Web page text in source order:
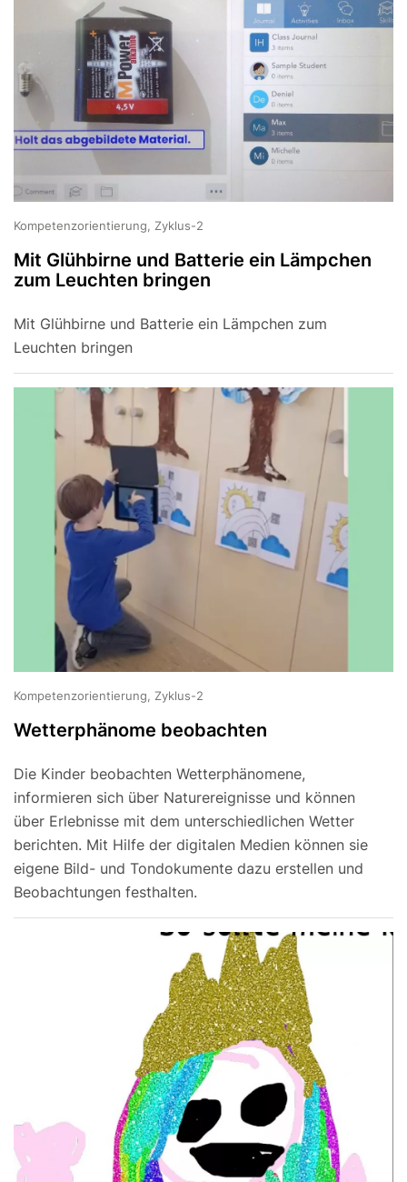
Kompetenzorientierung, Zyklus-2
Mit Glühbirne und Batterie ein Lämpchen
zum Leuchten bringen
Mit Glühbirne und Batterie ein Lämpchen zum
Leuchten bringen
Kompetenzorientierung, Zyklus-2
Wetterphänome beobachten
Die Kinder beobachten Wetterphänomene,
informieren sich über Naturereignisse und können
über Erlebnisse mit dem unterschiedlichen Wetter
berichten. Mit Hilfe der digitalen Medien können sie
eigene Bild- und Tondokumente dazu erstellen und
Beobachtungen festhalten.